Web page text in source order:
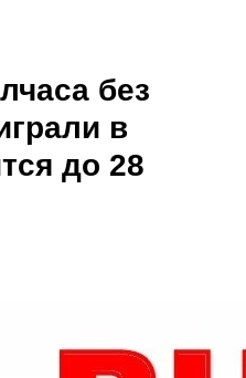
без
в
до 28